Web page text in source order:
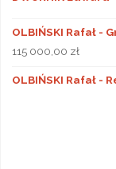
OLBIŃSKI Rafał -
115 000,00 zł
OLBIŃSKI Rafał -